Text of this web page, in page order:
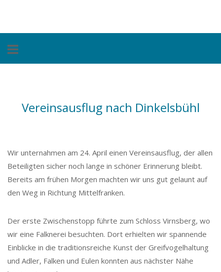
content
Vereinsausflug nach Dinkelsbühl
Wir unternahmen am 24. April einen Vereinsausflug, der allen
Beteiligten sicher noch lange in schöner Erinnerung bleibt.
Bereits am frühen Morgen machten wir uns gut gelaunt auf
den Weg in Richtung Mittelfranken.
Der erste Zwischenstopp führte zum Schloss Virnsberg, wo
wir eine Falknerei besuchten. Dort erhielten wir spannende
Einblicke in die traditionsreiche Kunst der Greifvogelhaltung
und Adler, Falken und Eulen konnten aus nächster Nähe